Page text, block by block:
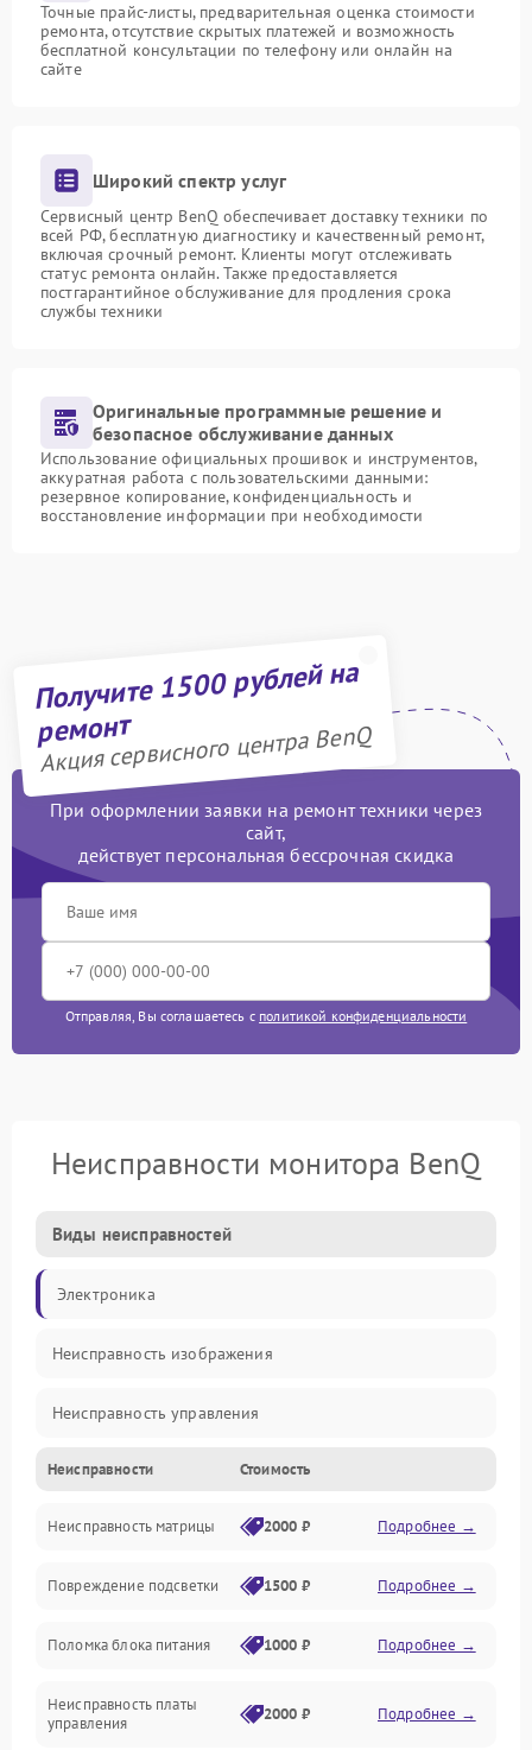
Точные прайс-листы, предварительная оценка стоимости
ремонта, отсутствие скрытых платежей и возможность
бесплатной консультации по телефону или онлайн на
сайте
Широкий спектр услуг
Сервисный центр BenQ обеспечивает доставку техники по
всей РФ, бесплатную диагностику и качественный ремонт,
включая срочный ремонт. Клиенты могут отслеживать
статус ремонта онлайн. Также предоставляется
постгарантийное обслуживание для продления срока
службы техники
Оригинальные программные решение и
безопасное обслуживание данных
Использование официальных прошивок и инструментов,
аккуратная работа с пользовательскими данными:
резервное копирование, конфиденциальность и
восстановление информации при необходимости
Получите 1500 рублей на
ремонт
Акция сервисного центра BenQ
При оформлении заявки на ремонт техники через
сайт,
действует персональная бессрочная скидка
Отправляя, Вы соглашаетесь с политикой конфиденциальности
Неисправности монитора BenQ
Виды неисправностей
Электроника
Неисправность изображения
Неисправность управления
Неисправность интерфейсов
Прочие неисправности
Неисправность звука
Механические повреждения
Неисправности Стоимость
Неисправность матрицы 2000 ₽ Подробнее →
Повреждение подсветки 1500 ₽ Подробнее →
Поломка блока питания 1000 ₽ Подробнее →
Неисправность платы
управления
2000 ₽ Подробнее →